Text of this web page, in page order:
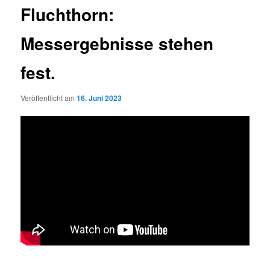
Fluchthorn:
Messergebnisse stehen
fest.
Veröffentlicht am16. Juni 2023